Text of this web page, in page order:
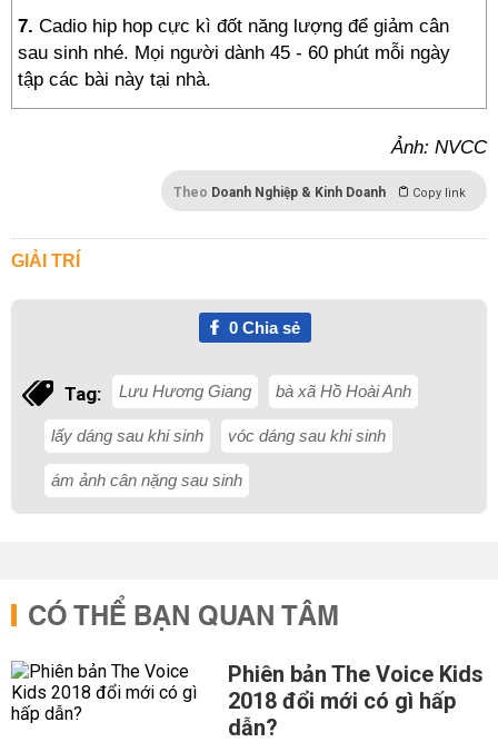
7. Cadio hip hop cực kì đốt năng lượng để giảm cân
sau sinh nhé. Mọi người dành 45 - 60 phút mỗi ngày
tập các bài này tại nhà.
Ảnh: NVCC
Theo Doanh Nghiệp & Kinh Doanh Copy link
GIẢI TRÍ
0Chia sẻ
Tag: Lưu Hương Giang bà xã Hồ Hoài Anh
lấy dáng sau khi sinh vóc dáng sau khi sinh
ám ảnh cân nặng sau sinh
CÓ THỂ BẠN QUAN TÂM
Phiên bản The Voice Kids
2018 đổi mới có gì hấp
dẫn?